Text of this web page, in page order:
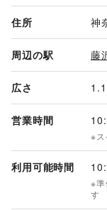
住所 神
周辺の駅 藤
広さ
営業時間
※ス
利用可能時間
※準
す